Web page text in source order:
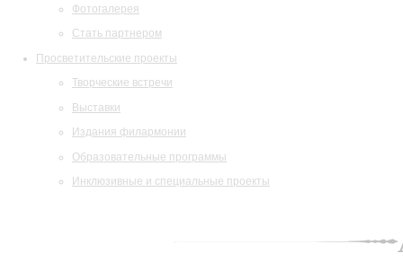
Фотогалерея
Стать партнером
Просветительские проекты
Творческие встречи
Выставки
Издания филармонии
Образовательные программы
Инклюзивные и специальные проекты